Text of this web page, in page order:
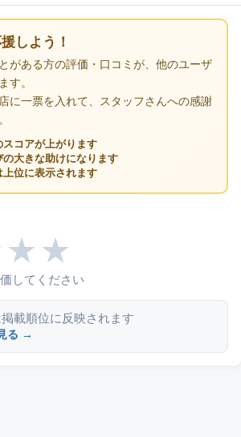
しよう！
がある方の評価・口コミが、他のユーザ
す。
に一票を入れて、スタッフさんへの感謝
コアが上がります
大きな助けになります
位に表示されます
★ ★
してください
載順位に反映されます
る →